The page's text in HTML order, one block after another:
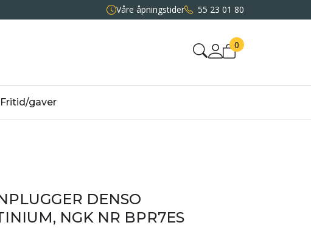
Våre åpningstider 55 23 01 80
0
Fritid/gaver
DENSO
NGK NR BPR7ES